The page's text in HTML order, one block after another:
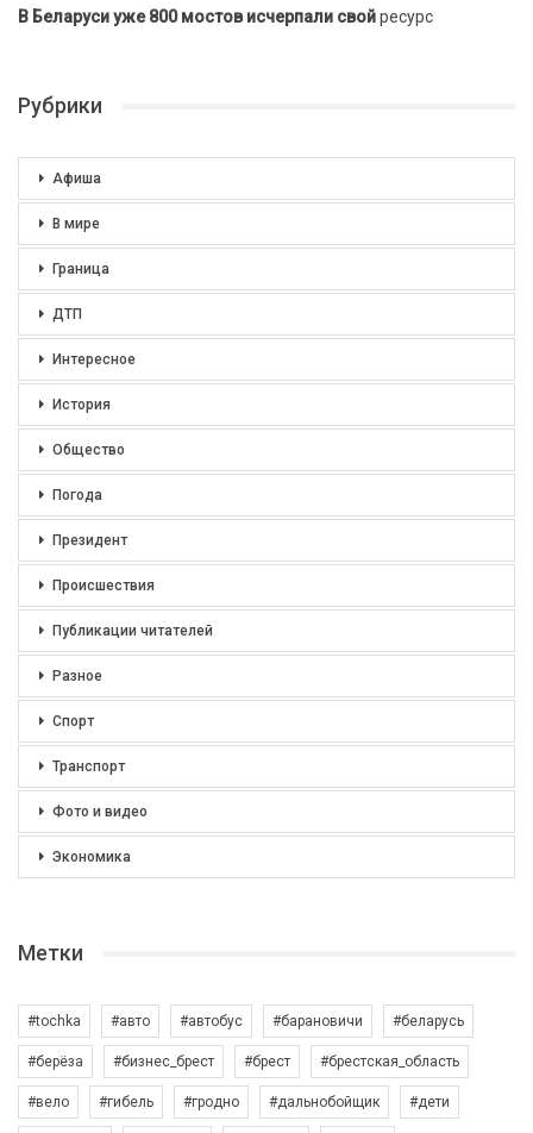
В Беларуси уже 800 мостов исчерпали свойресурс
Рубрики
Афиша
В мире
Граница
ДТП
Интересное
История
Общество
Погода
Президент
Происшествия
Публикации читателей
Разное
Спорт
Транспорт
Фото и видео
Экономика
Метки
#tochka #авто #автобус #барановичи #беларусь
#берёза #бизнес_брест #брест #брестская_область
#вело #гибель #гродно #дальнобойщик #дети